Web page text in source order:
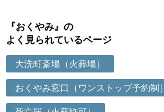
『おくやみ』の
よく見られているページ
大洗町斎場（火葬場）
おくやみ窓口（ワンストップ予約制）